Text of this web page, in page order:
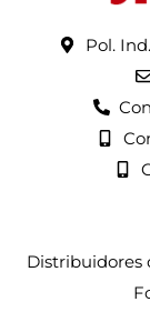
Pol.
Distribuidores